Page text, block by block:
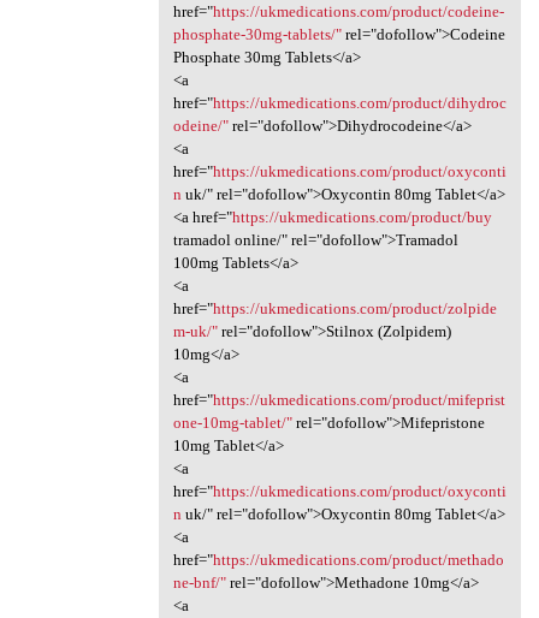
href="https://ukmedications.com/product/codeine-
phosphate-30mg-tablets/"rel="dofollow">Codeine
Phosphate 30mg Tablets</a>
<a
href="https://ukmedications.com/product/dihydroc
odeine/"rel="dofollow">Dihydrocodeine</a>
<a
href="https://ukmedications.com/product/oxyconti
n uk/" rel="dofollow">Oxycontin 80mg Tablet</a>
<a href="https://ukmedications.com/product/buy
tramadol online/" rel="dofollow">Tramadol
100mg Tablets</a>
<a
href="https://ukmedications.com/product/zolpide
m-uk/"rel="dofollow">Stilnox (Zolpidem)
10mg</a>
<a
href="https://ukmedications.com/product/mifeprist
one-10mg-tablet/"rel="dofollow">Mifepristone
10mg Tablet</a>
<a
href="https://ukmedications.com/product/oxyconti
n uk/" rel="dofollow">Oxycontin 80mg Tablet</a>
<a
href="https://ukmedications.com/product/methado
ne-bnf/"rel="dofollow">Methadone 10mg</a>
<a